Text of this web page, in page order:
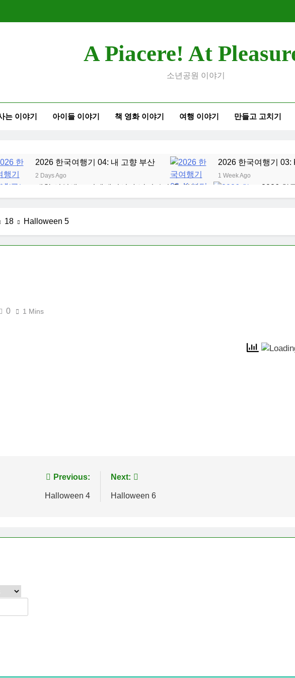
A Piacere! At
소년공원 이야기
는 이야기 아이들 이야기 책 영화 이야기 여행 이야기 만들고 고치기
2026 한국여행기 04: 내 고향 부산
2 Days Ago
2026 한국여행기 03:
1 Week Ago
대학 신입생 오리엔테이션과 남편 수술후 회복 2026 한
3 Weeks Ago
18 Halloween 5
0 1 Mins
Previous:
Halloween 4
Next:
Halloween 6